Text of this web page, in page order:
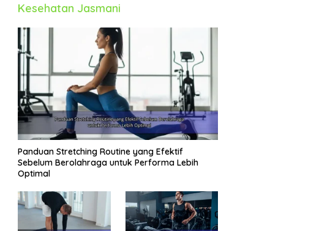
Kesehatan Jasmani
Panduan Stretching Routine yang Efektif
Sebelum Berolahraga untuk Performa Lebih
Optimal